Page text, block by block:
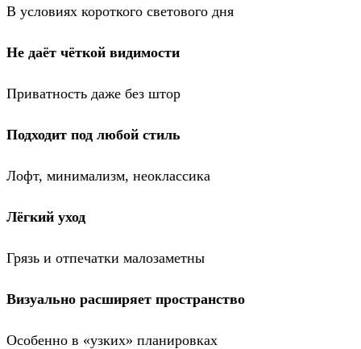
В условиях короткого светового дня
Не даёт чёткой видимости
Приватность даже без штор
Подходит под любой стиль
Лофт, минимализм, неоклассика
Лёгкий уход
Грязь и отпечатки малозаметны
Визуально расширяет пространство
Особенно в «узких» планировках